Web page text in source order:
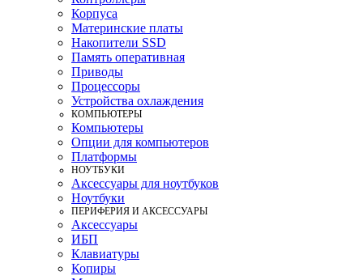
Корпуса
Материнские платы
Накопители SSD
Память оперативная
Приводы
Процессоры
Устройства охлаждения
КОМПЬЮТЕРЫ
Компьютеры
Опции для компьютеров
Платформы
НОУТБУКИ
Аксессуары для ноутбуков
Ноутбуки
ПЕРИФЕРИЯ И АКСЕССУАРЫ
Аксессуары
ИБП
Клавиатуры
Копиры